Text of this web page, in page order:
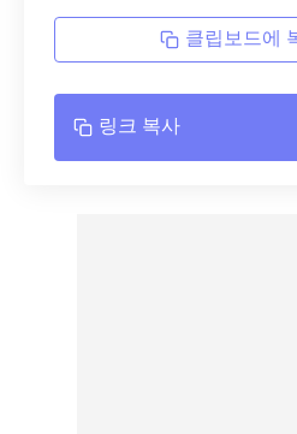
클립보드에
링크 복사